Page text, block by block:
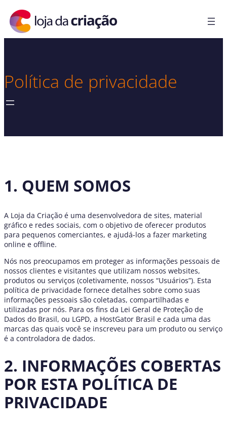
Política de privacidade
1. QUEM SOMOS
A Loja da Criação é uma desenvolvedora de sites, material
gráfico e redes sociais, com o objetivo de oferecer produtos
para pequenos comerciantes, e ajudá-los a fazer marketing
online e offline.
Nós nos preocupamos em proteger as informações pessoais de
nossos clientes e visitantes que utilizam nossos websites,
produtos ou serviços (coletivamente, nossos “Usuários”). Esta
política de privacidade fornece detalhes sobre como suas
informações pessoais são coletadas, compartilhadas e
utilizadas por nós. Para os fins da Lei Geral de Proteção de
Dados do Brasil, ou LGPD, a HostGator Brasil e cada uma das
marcas das quais você se inscreveu para um produto ou serviço
é a controladora de dados.
2. INFORMAÇÕES COBERTAS
POR ESTA POLÍTICA DE
PRIVACIDADE